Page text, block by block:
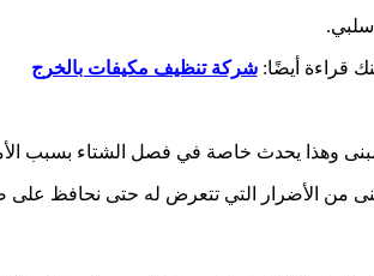
سلبي.
قراءة أيضًا:شركة تنظيف مكيفات بالخرج
وهذا يحدث خاصة في فصل الشتاء بسبب
من الأضرار التي تتعرض له حتى نحافظ